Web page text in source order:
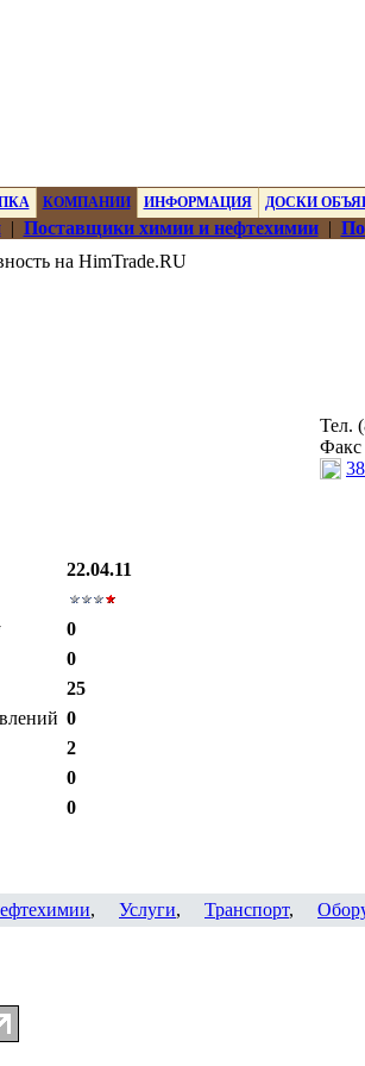
КОМПАНИИ ИНФОРМАЦИЯ ДОСКИ
| Поставщики химии и нефтехимии|
на HimTrade.RU
Тел.
Факс
22.04.11
0
0
25
0
2
0
0
, Услуги, Транспорт,